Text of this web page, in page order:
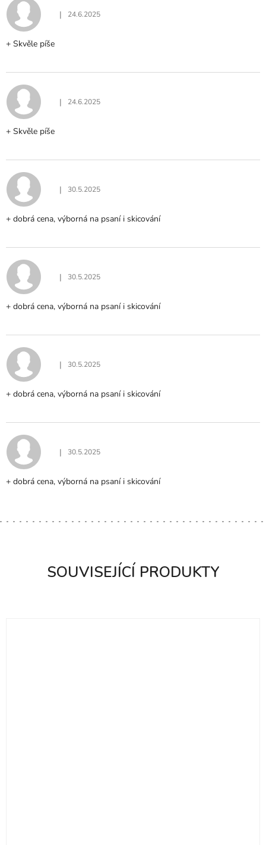
SOUVISEJÍCÍ PRODUKTY
Hodnocení produktu je 5 z 5 hvězdiček.
| 24.6.2025
+ Skvěle píše
Hodnocení produktu je 5 z 5 hvězdiček.
| 24.6.2025
+ Skvěle píše
Hodnocení produktu je 5 z 5 hvězdiček.
| 30.5.2025
+ dobrá cena, výborná na psaní i skicování
Hodnocení produktu je 5 z 5 hvězdiček.
| 30.5.2025
+ dobrá cena, výborná na psaní i skicování
Hodnocení produktu je 5 z 5 hvězdiček.
| 30.5.2025
+ dobrá cena, výborná na psaní i skicování
Hodnocení produktu je 5 z 5 hvězdiček.
| 30.5.2025
+ dobrá cena, výborná na psaní i skicování